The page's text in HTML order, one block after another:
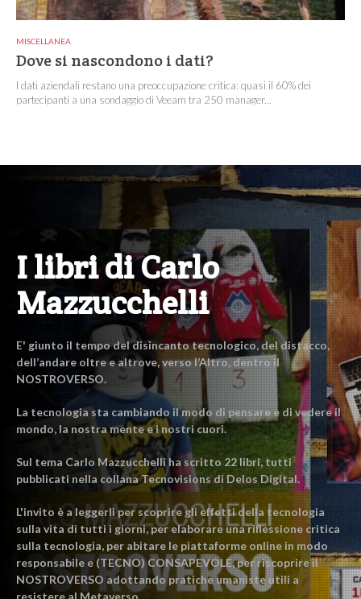
MISCELLANEA
Dove si nascondono i dati?
I dati aziendali restano una preoccupazione critica: quasi il 60% dei
partecipanti a una sondaggio di Veeam tra 250 manager...
I libri di Carlo
Mazzucchelli
E' giunto il tempo del disincanto tecnologico, del distacco,
dell’andare oltre e altrove, verso l’Altro, dentro il
NOSTROVERSO.
La tecnologia sta cambiando il modo di pensare e di vedere il
mondo, la nostra mente e i nostri cuori.
Sul tema Carlo Mazzucchelli ha scritto 22 libri, tutti
pubblicati nella collana Tecnovisions di Delos Digital.
L'invito è a leggerli per scoprire gli effetti della tecnologia
sulla vita di tutti i giorni, per elaborare una riflessione critica
sulla tecnologia, per abitare le piattaforme online in modo
responsabile e (TECNO) CONSAPEVOLE, per riscoprire il
NOSTROVERSO adottando pratiche umaniste utili a
resistere al Metaverso.